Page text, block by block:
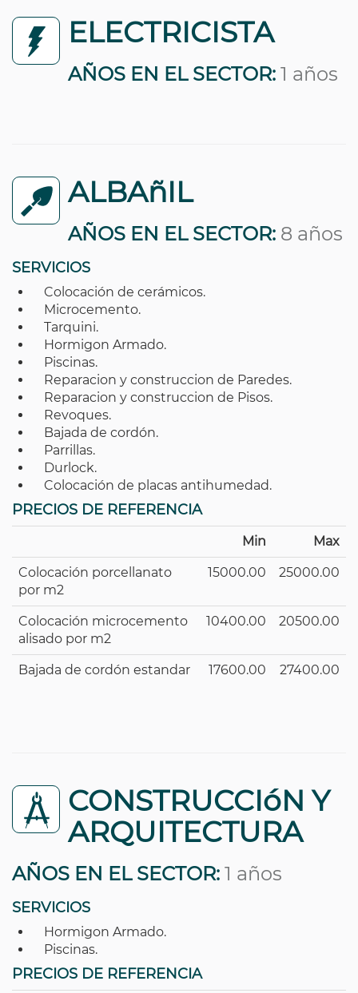
ELECTRICISTA
AÑOS EN EL SECTOR: 1 años
ALBAñIL
AÑOS EN EL SECTOR: 8 años
SERVICIOS
Colocación de cerámicos.
Microcemento.
Tarquini.
Hormigon Armado.
Piscinas.
Reparacion y construccion de Paredes.
Reparacion y construccion de Pisos.
Revoques.
Bajada de cordón.
Parrillas.
Durlock.
Colocación de placas antihumedad.
PRECIOS DE REFERENCIA
Min Max
Colocación porcellanato
por m2
15000.00 25000.00
Colocación microcemento
alisado por m2
10400.00 20500.00
Bajada de cordón estandar 17600.00 27400.00
CONSTRUCCIóN Y
ARQUITECTURA
AÑOS EN EL SECTOR: 1 años
SERVICIOS
Hormigon Armado.
Piscinas.
PRECIOS DE REFERENCIA